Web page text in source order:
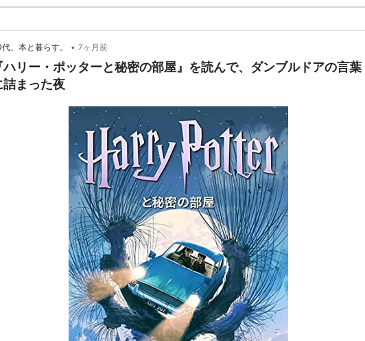
、本と暮らす。 • 7ヶ月前
ハリー・ポッターと秘密の部屋』を読んで、ダンブルドアの言葉
詰まった夜